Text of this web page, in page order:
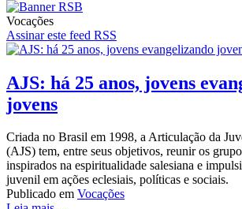
Vocações
Assinar este feed RSS
AJS: há 25 anos, jovens
jovens
Criada no Brasil em 1998, a Articulação da
(AJS) tem, entre seus objetivos, reunir os
inspirados na espiritualidade salesiana e
juvenil em ações eclesiais, políticas e sociais.
Publicado em Vocações